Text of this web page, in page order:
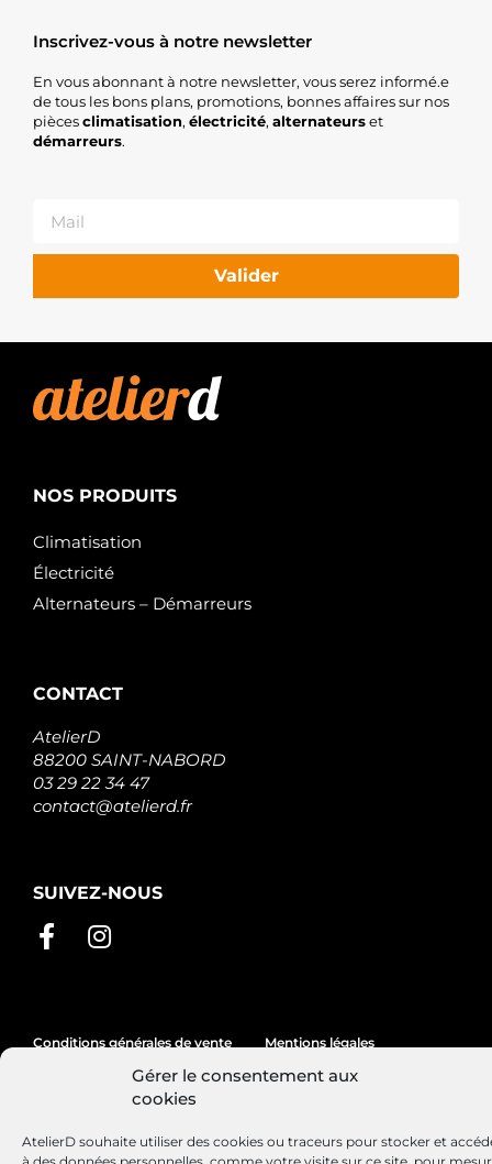
Gérer le consentement aux
cookies
AtelierD souhaite utiliser des cookies ou traceurs pour stocker et
Inscrivez-vous à notre newsletter
En vous abonnant à notre newsletter, vous serez informé.e
de tous les bons plans, promotions, bonnes affaires sur nos
piècesclimatisation, électricité, alternateurset
démarreurs.
Valider
NOS PRODUITS
Climatisation
Électricité
Alternateurs – Démarreurs
CONTACT
AtelierD
88200 SAINT-NABORD
03 29 22 34 47
contact@atelierd.fr
SUIVEZ-NOUS
Conditions générales de vente Mentions légales
Politique de cookies